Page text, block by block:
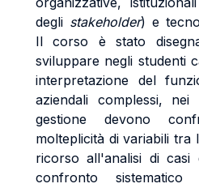
degli stakeholder) e
Il corso è stato
sviluppare negli studenti
interpretazione del
aziendali complessi,
gestione devono
molteplicità di variabili
ricorso all'analisi di casi
confronto sistematico